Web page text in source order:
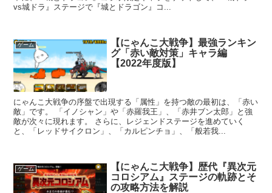
vs城ドラ』ステージで『城とドラゴン』コ...
ゲーム
【にゃんこ大戦争】最強ランキン
グ「赤い敵対策」キャラ編
【2022年度版】
にゃんこ大戦争の序盤で出現する「属性」を持つ敵の最初は、「赤い
敵」です。 「イノシャン」や「赤羅我王」、「赤井ブン太郎」と強
敵が次々に現れます。 さらに、レジェンドステージを進めていく
と、「レッドサイクロン」、「カルピンチョ」、「般若我...
ゲーム
【にゃんこ大戦争】歴代『異次元
コロシアム』ステージの軌跡とそ
の攻略方法を解説